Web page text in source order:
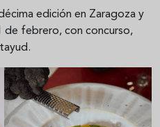
edición en Zaragoza y
de febrero, con concurso,